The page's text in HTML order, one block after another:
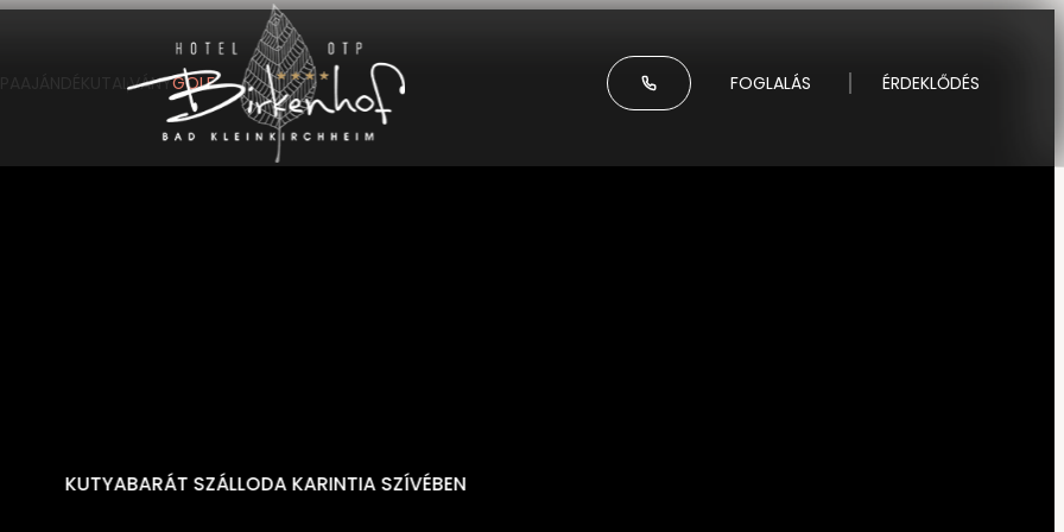
AJÁNDÉKUTALVÁNYGOLF FOGLALÁS ÉRDEKLŐDÉS
KUTYABARÁT SZÁLLODA KARINTIA SZÍVÉBEN